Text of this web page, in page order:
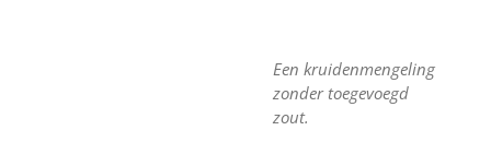
Een kruidenmengeling
zonder toegevoegd
zout.